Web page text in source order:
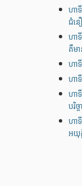
ហា
ជំន
ហា
គឺម
ហា
ហា
ហា
បរិ
ហា
អយុ